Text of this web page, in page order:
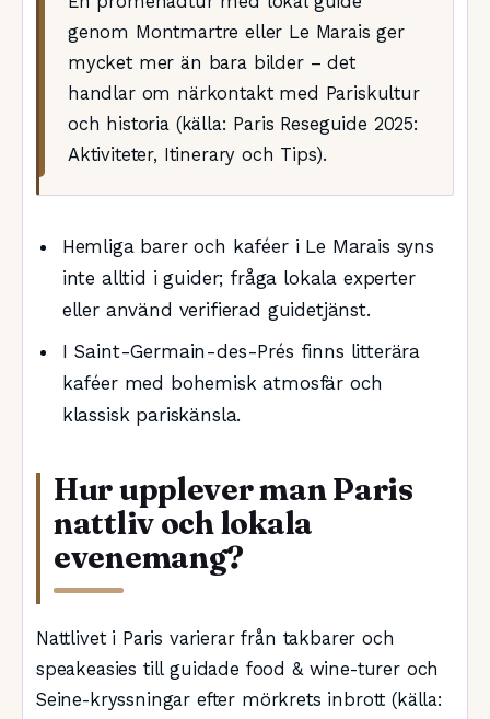
genom Montmartre eller Le Marais ger
mycket mer än bara bilder – det
handlar om närkontakt med Pariskultur
och historia (källa: Paris Reseguide 2025:
Aktiviteter, Itinerary och Tips).
Hemliga barer och kaféer i Le Marais syns
inte alltid i guider; fråga lokala experter
eller använd verifierad guidetjänst.
I Saint-Germain-des-Prés finns litterära
kaféer med bohemisk atmosfär och
klassisk pariskänsla.
Hur upplever man Paris
nattliv och lokala
evenemang?
Nattlivet i Paris varierar från takbarer och
speakeasies till guidade food & wine-turer och
Seine-kryssningar efter mörkrets inbrott (källa: